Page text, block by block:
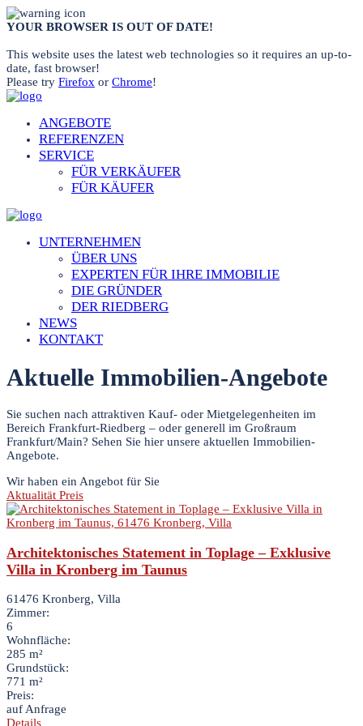
YOUR BROWSER IS OUT OF DATE!
This website uses the latest web technologies so it requires an up-to-
date, fast browser!
Please try Firefox or Chrome!
ANGEBOTE
REFERENZEN
SERVICE
FÜR VERKÄUFER
FÜR KÄUFER
UNTERNEHMEN
ÜBER UNS
EXPERTEN FÜR IHRE IMMOBILIE
DIE GRÜNDER
DER RIEDBERG
NEWS
KONTAKT
Aktuelle Immobilien-Angebote
Sie suchen nach attraktiven Kauf- oder Mietgelegenheiten im
Bereich Frankfurt-Riedberg – oder generell im Großraum
Frankfurt/Main? Sehen Sie hier unsere aktuellen Immobilien-
Angebote.
Wir haben ein Angebot für Sie
Aktualität Preis
Architektonisches Statement in Toplage – Exklusive
Villa in Kronberg im Taunus
61476 Kronberg, Villa
Zimmer:
6
Wohnfläche:
285 m²
Grundstück:
771 m²
Preis:
auf Anfrage
Details